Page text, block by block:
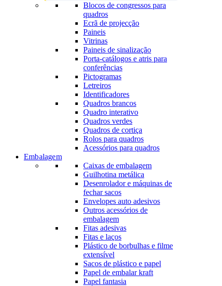
Blocos de congressos para
quadros
Ecrã de projecção
Paineis
Vitrinas
Paineis de sinalização
Porta-catálogos e atris para
conferências
Pictogramas
Letreiros
Identificadores
Quadros brancos
Quadro interativo
Quadros verdes
Quadros de cortiça
Rolos para quadros
Acessórios para quadros
Embalagem
Caixas de embalagem
Guilhotina metálica
Desenrolador e máquinas de
fechar sacos
Envelopes auto adesivos
Outros acessórios de
embalagem
Fitas adesivas
Fitas e laços
Plástico de borbulhas e filme
extensível
Sacos de plástico e papel
Papel de embalar kraft
Papel fantasia